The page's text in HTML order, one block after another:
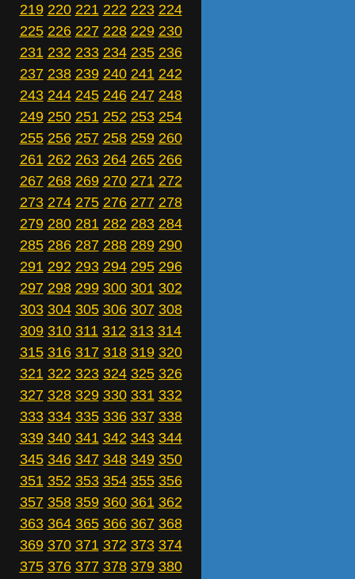
219 220 221 222 223 224
225 226 227 228 229 230
231 232 233 234 235 236
237 238 239 240 241 242
243 244 245 246 247 248
249 250 251 252 253 254
255 256 257 258 259 260
261 262 263 264 265 266
267 268 269 270 271 272
273 274 275 276 277 278
279 280 281 282 283 284
285 286 287 288 289 290
291 292 293 294 295 296
297 298 299 300 301 302
303 304 305 306 307 308
309 310 311 312 313 314
315 316 317 318 319 320
321 322 323 324 325 326
327 328 329 330 331 332
333 334 335 336 337 338
339 340 341 342 343 344
345 346 347 348 349 350
351 352 353 354 355 356
357 358 359 360 361 362
363 364 365 366 367 368
369 370 371 372 373 374
375 376 377 378 379 380